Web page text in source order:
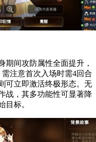
期间攻防属性全面提升，
注意首次入场时需4回合
可立即激活终极形态。无
战，其多功能性可显著降
目标。